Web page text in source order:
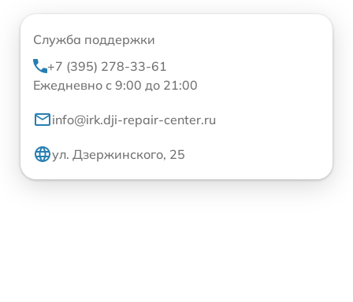
Служба поддержки
+7 (395) 278-33-61
Ежедневно с 9:00 до 21:00
info@irk.dji-repair-center.ru
ул. Дзержинского, 25